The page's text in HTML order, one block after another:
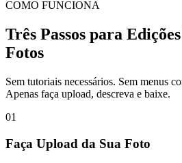
COMO FUNCIONA
Três Passos para
Fotos
Sem tutoriais necessários. Sem menus
Apenas faça upload, descreva e baixe.
01
Faça Upload da Sua Foto